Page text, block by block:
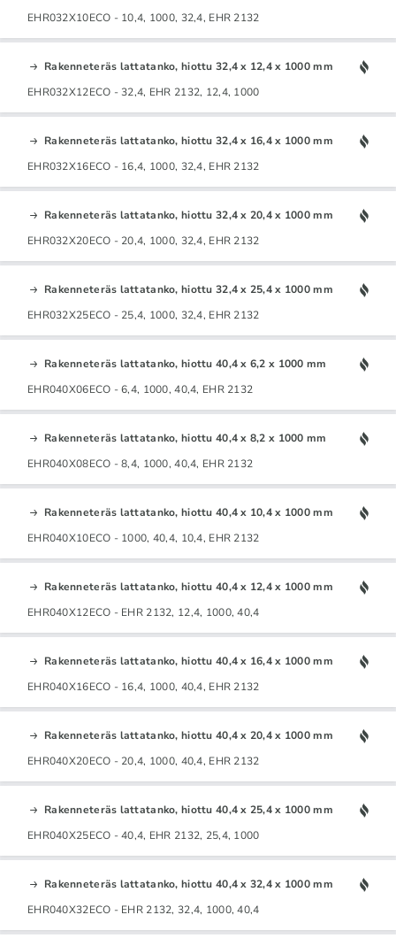
EHR032X10ECO - 10,4, 1000, 32,4, EHR 2132
Rakenneteräs lattatanko, hiottu 32,4 x 12,4 x 1000 mm
EHR032X12ECO - 32,4, EHR 2132, 12,4, 1000
Rakenneteräs lattatanko, hiottu 32,4 x 16,4 x 1000 mm
EHR032X16ECO - 16,4, 1000, 32,4, EHR 2132
Rakenneteräs lattatanko, hiottu 32,4 x 20,4 x 1000 mm
EHR032X20ECO - 20,4, 1000, 32,4, EHR 2132
Rakenneteräs lattatanko, hiottu 32,4 x 25,4 x 1000 mm
EHR032X25ECO - 25,4, 1000, 32,4, EHR 2132
Rakenneteräs lattatanko, hiottu 40,4 x 6,2 x 1000 mm
EHR040X06ECO - 6,4, 1000, 40,4, EHR 2132
Rakenneteräs lattatanko, hiottu 40,4 x 8,2 x 1000 mm
EHR040X08ECO - 8,4, 1000, 40,4, EHR 2132
Rakenneteräs lattatanko, hiottu 40,4 x 10,4 x 1000 mm
EHR040X10ECO - 1000, 40,4, 10,4, EHR 2132
Rakenneteräs lattatanko, hiottu 40,4 x 12,4 x 1000 mm
EHR040X12ECO - EHR 2132, 12,4, 1000, 40,4
Rakenneteräs lattatanko, hiottu 40,4 x 16,4 x 1000 mm
EHR040X16ECO - 16,4, 1000, 40,4, EHR 2132
Rakenneteräs lattatanko, hiottu 40,4 x 20,4 x 1000 mm
EHR040X20ECO - 20,4, 1000, 40,4, EHR 2132
Rakenneteräs lattatanko, hiottu 40,4 x 25,4 x 1000 mm
EHR040X25ECO - 40,4, EHR 2132, 25,4, 1000
Rakenneteräs lattatanko, hiottu 40,4 x 32,4 x 1000 mm
EHR040X32ECO - EHR 2132, 32,4, 1000, 40,4